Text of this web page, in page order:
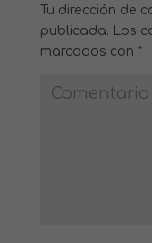
Tu dirección de
publicada. Los
marcados con *